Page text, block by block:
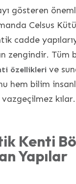
gösteren
Celsus
cadde
zengindir. Tüm
özellikleri ve
hem bilim
kılar.
Kenti
Yapılar